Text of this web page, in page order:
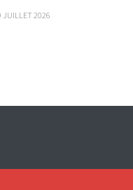
JUILLET 2026